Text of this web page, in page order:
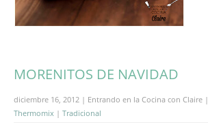
MORENITOS DE NAVIDAD
diciembre 16, 2012 | Entrando en la Cocina con Claire |
Thermomix | Tradicional